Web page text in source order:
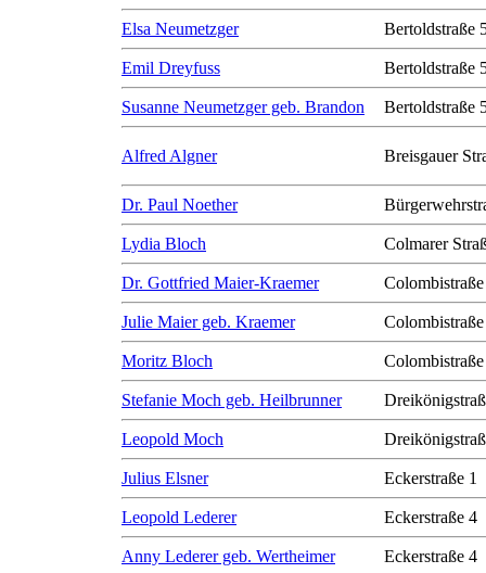
Elsa Neumetzger Bertoldstraße
Emil Dreyfuss Bertoldstraße
Susanne Neumetzger geb. Brandon Bertoldstraße
Alfred Algner Breisgauer
Dr. Paul Noether
Lydia Bloch Colmarer
Dr. Gottfried Maier-Kraemer
Julie Maier geb. Kraemer
Moritz Bloch
Stefanie Moch geb. Heilbrunner
Leopold Moch
Julius Elsner Eckerstraße 1
Leopold Lederer Eckerstraße 4
Anny Lederer geb. Wertheimer Eckerstraße 4